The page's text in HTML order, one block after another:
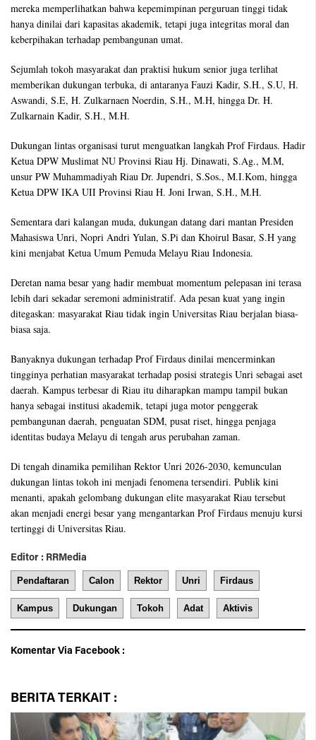
mereka memperlihatkan bahwa kepemimpinan perguruan tinggi tidak
hanya dinilai dari kapasitas akademik, tetapi juga integritas moral dan
keberpihakan terhadap pembangunan umat.
Sejumlah tokoh masyarakat dan praktisi hukum senior juga terlihat
memberikan dukungan terbuka, di antaranya Fauzi Kadir, S.H., S.U, H.
Aswandi, S.E, H. Zulkarnaen Noerdin, S.H., M.H, hingga Dr. H.
Zulkarnain Kadir, S.H., M.H.
Dukungan lintas organisasi turut menguatkan langkah Prof Firdaus. Hadir
Ketua DPW Muslimat NU Provinsi Riau Hj. Dinawati, S.Ag., M.M,
unsur PW Muhammadiyah Riau Dr. Jupendri, S.Sos., M.I.Kom, hingga
Ketua DPW IKA UII Provinsi Riau H. Joni Irwan, S.H., M.H.
Sementara dari kalangan muda, dukungan datang dari mantan Presiden
Mahasiswa Unri, Nopri Andri Yulan, S.Pi dan Khoirul Basar, S.H yang
kini menjabat Ketua Umum Pemuda Melayu Riau Indonesia.
Deretan nama besar yang hadir membuat momentum pelepasan ini terasa
lebih dari sekadar seremoni administratif. Ada pesan kuat yang ingin
ditegaskan: masyarakat Riau tidak ingin Universitas Riau berjalan biasa-
biasa saja.
Banyaknya dukungan terhadap Prof Firdaus dinilai mencerminkan
tingginya perhatian masyarakat terhadap posisi strategis Unri sebagai aset
daerah. Kampus terbesar di Riau itu diharapkan mampu tampil bukan
hanya sebagai institusi akademik, tetapi juga motor penggerak
pembangunan daerah, penguatan SDM, pusat riset, hingga penjaga
identitas budaya Melayu di tengah arus perubahan zaman.
Di tengah dinamika pemilihan Rektor Unri 2026-2030, kemunculan
dukungan lintas tokoh ini menjadi fenomena tersendiri. Publik kini
menanti, apakah gelombang dukungan elite masyarakat Riau tersebut
akan menjadi energi besar yang mengantarkan Prof Firdaus menuju kursi
tertinggi di Universitas Riau.
Editor : RRMedia
Pendaftaran Calon Rektor Unri Firdaus
Kampus Dukungan Tokoh Adat Aktivis
Komentar Via Facebook :
BERITA TERKAIT :